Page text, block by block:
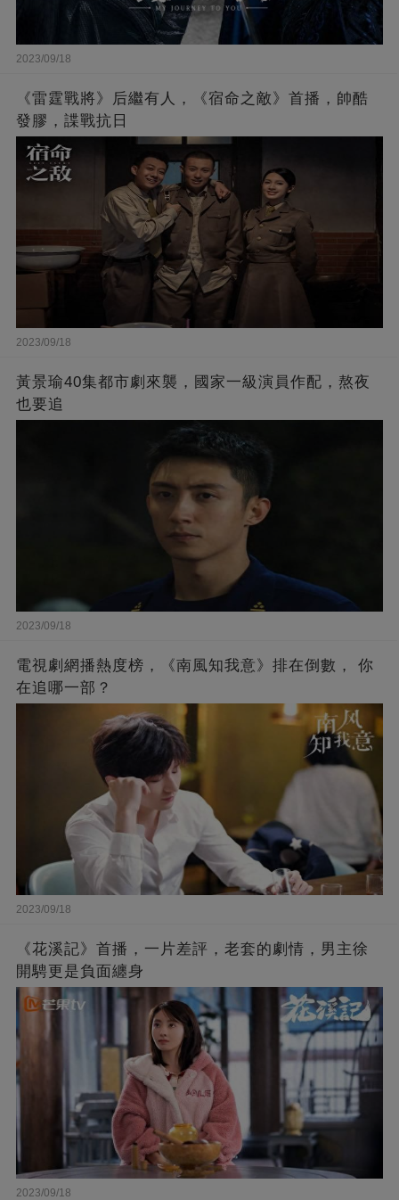
2023/09/18
《雷霆戰將》后繼有人，《宿命之敵》首播，帥酷
發膠，諜戰抗日
2023/09/18
黃景瑜40集都市劇來襲，國家一級演員作配，熬夜
也要追
2023/09/18
電視劇網播熱度榜，《南風知我意》排在倒數， 你
在追哪一部？
2023/09/18
《花溪記》首播，一片差評，老套的劇情，男主徐
開騁更是負面纏身
2023/09/18